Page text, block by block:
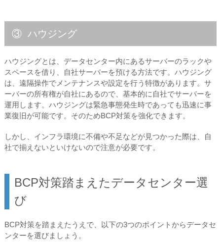
③ ハウジング
ハウジングとは、データセンター内にあるサーバーのラックや
スペースを借り、自社サーバーを預ける方法です。ハウジング
は、遠隔操作でメンテナンスや設定を行う特徴があります。サ
ーバーの所有権が自社にあるので、基本的に自社でサーバーを
運用します。ハウジングは緊急事態発生時であっても迅速に事
業復旧が可能です。そのためBCP対策を強化できます。
しかし、インフラ環境に不備や不足などが見つかった際は、自
社で揃えないといけないので注意が必要です。
BCP対策踏まえたデータセンター選
び
BCP対策を踏まえたうえで、以下の3つのポイントからデータセ
ンターを選びましょう。